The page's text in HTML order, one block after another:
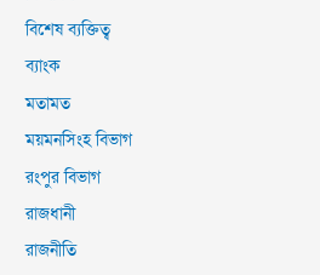
বিশেষ ব্যক্তিত্ব
ব্যাংক
মতামত
ময়মনসিংহ বিভাগ
রংপুর বিভাগ
রাজধানী
রাজনীতি